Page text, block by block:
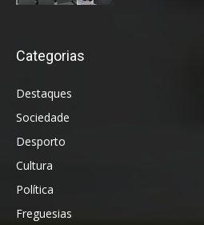
Categorias
Destaques
Sociedade
Desporto
Cultura
Política
Freguesias